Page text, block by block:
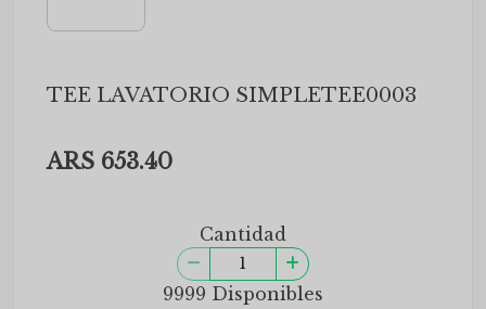
TEE LAVATORIO SIMPLETEE0003
ARS 653.40
Cantidad
9999 Disponibles